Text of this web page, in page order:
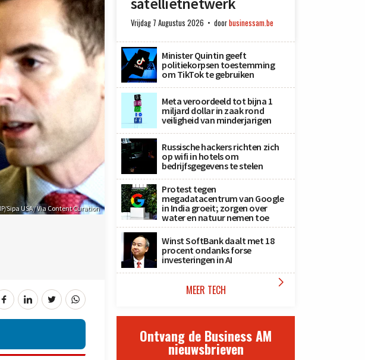
Sipa USA/ Via Content Curation
Vrijdag 7 Augustus 2026 doorbusinessam.be
Minister Quintin geeft
politiekorpsen toestemming
om TikTok te gebruiken
Meta veroordeeld tot bijna 1
miljard dollar in zaak rond
veiligheid van minderjarigen
Russische hackers richten zich
op wifi in hotels om
bedrijfsgegevens te stelen
Protest tegen
megadatacentrum van Google
in India groeit; zorgen over
water en natuur nemen toe
Winst SoftBank daalt met 18
procent ondanks forse
investeringen in AI
MEER TECH 
Ontvang de Business AM
nieuwsbrieven